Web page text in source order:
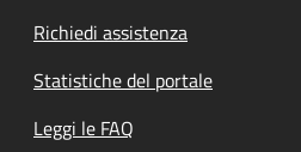
Richiedi assistenza
Statistiche del portale
Leggi le FAQ